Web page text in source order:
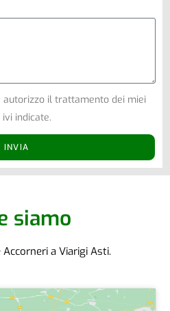
autorizzo il trattamento dei miei
indicate.
INVIA
siamo
a Viarigi Asti.